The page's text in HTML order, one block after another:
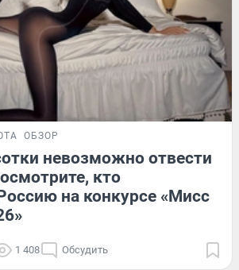
ОБЗОР
невозможно отвести
кто
на конкурсе «Мисс
1 408 Обсудить